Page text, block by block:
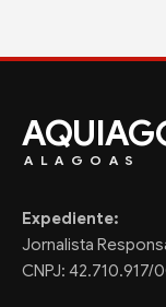
AQUIAG
ALAGOAS
Expediente:
Jornalista
CNPJ: 42.710.917/